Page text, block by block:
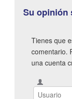
Su opinión
Tienes que
comentario.
una cuenta